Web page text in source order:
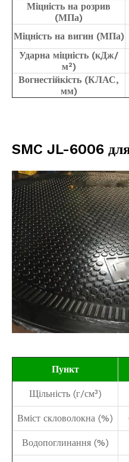
Міцність на розрив
(МПа)
Міцність на вигин (МПа)
Ударна міцність (кДж/
м²)
Вогнестійкість (КЛАС,
мм)
SMC JL-6006
Пункт
Щільність (г/см³)
Вміст скловолокна (%)
Водопоглинання (%)